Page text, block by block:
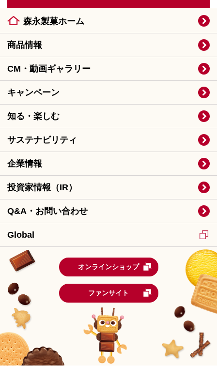
森永製菓ホーム
商品情報
CM・動画ギャラリー
キャンペーン
知る・楽しむ
サステナビリティ
企業情報
投資家情報（IR）
Q&A・お問い合わせ
Global
オンラインショップ
ファンサイト